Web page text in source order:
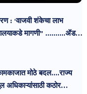
: ‘वाजवी शंकेचा लाभ
मागणी" ..........ॲड
मोठे बदल....राज्य
अधिकाऱ्यांसाठी कठोर